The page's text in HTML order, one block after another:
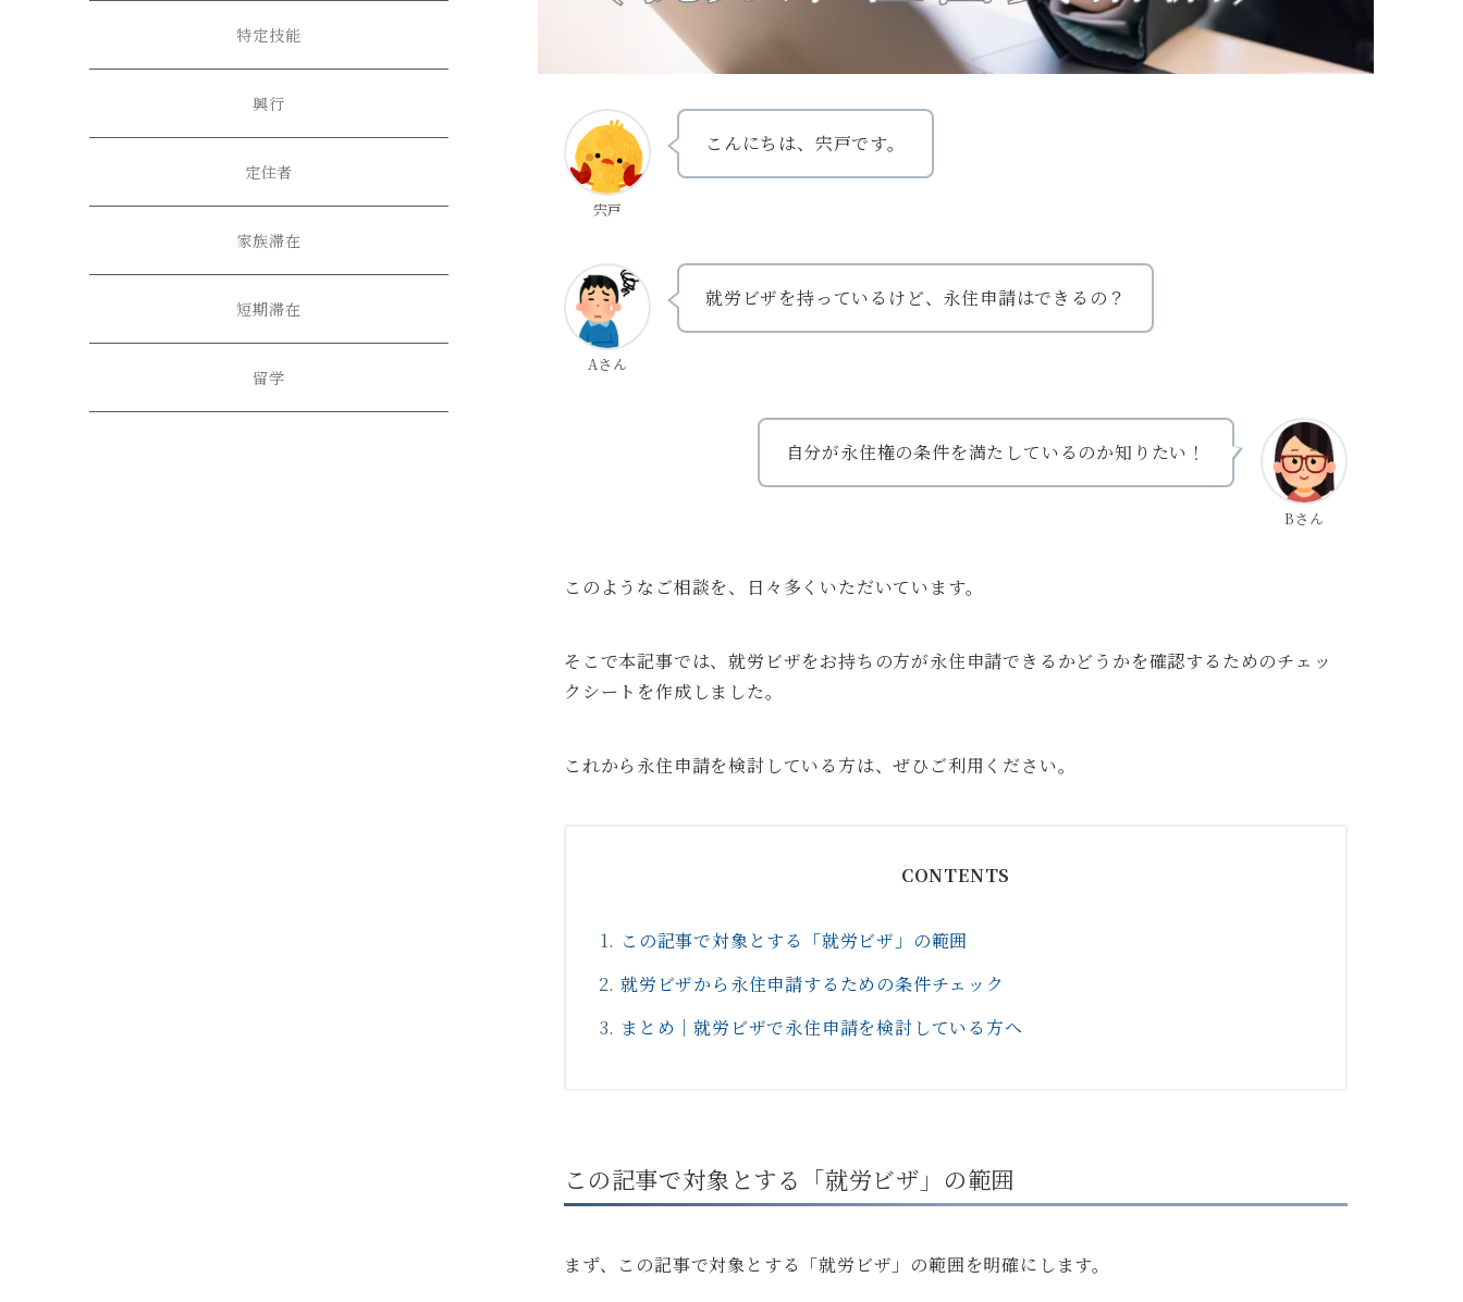
宍戸
こんにちは、宍戸です。
Aさん
就労ビザを持っているけど、永住申請はできるの？
Bさん
自分が永住権の条件を満たしているのか知りたい！
このようなご相談を、日々多くいただいています。
そこで本記事では、就労ビザをお持ちの方が永住申請できるかどうかを確認するためのチェッ
クシートを作成しました。
これから永住申請を検討している方は、ぜひご利用ください。
CONTENTS
この記事で対象とする「就労ビザ」の範囲
就労ビザから永住申請するための条件チェック
まとめ｜就労ビザで永住申請を検討している方へ
この記事で対象とする「就労ビザ」の範囲
まず、この記事で対象とする「就労ビザ」の範囲を明確にします。
特定技能
興行
定住者
家族滞在
短期滞在
留学